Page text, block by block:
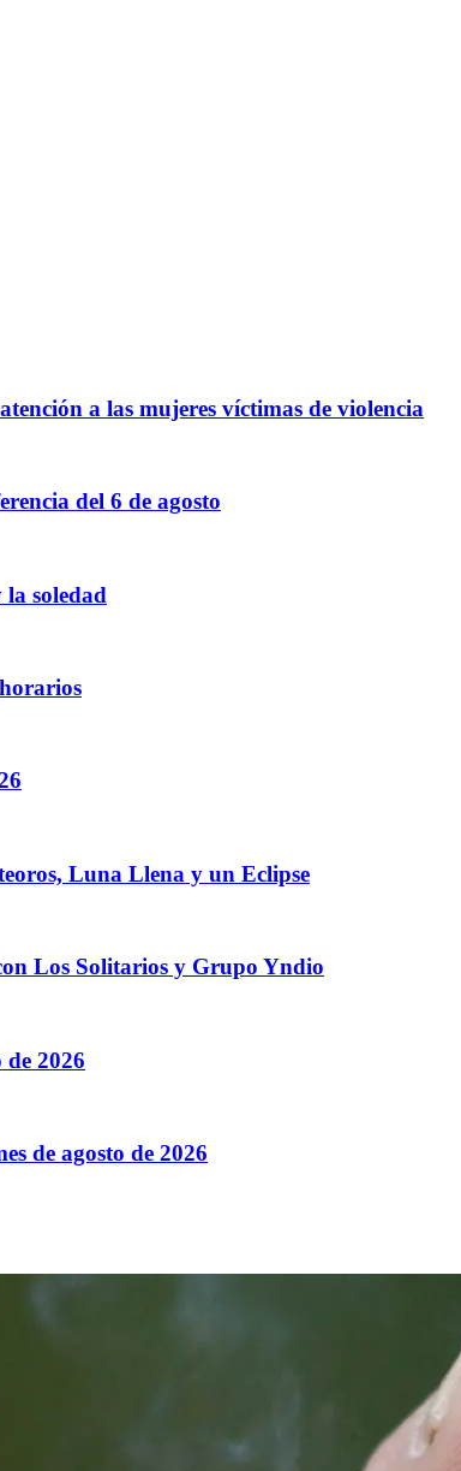
a las mujeres víctimas de violencia
del 6 de agosto
la soledad
Luna Llena y un Eclipse
Los Solitarios y Grupo Yndio
de 2026
de agosto de 2026